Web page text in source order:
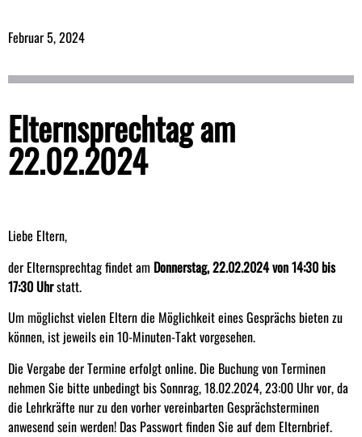
Februar 5, 2024
Elternsprechtag am
22.02.2024
Liebe Eltern,
der Elternsprechtag findet am Donnerstag, 22.02.2024 von 14:30 bis
17:30 Uhrstatt.
Um möglichst vielen Eltern die Möglichkeit eines Gesprächs bieten zu
können, ist jeweils ein 10-Minuten-Takt vorgesehen.
Die Vergabe der Termine erfolgt online. Die Buchung von Terminen
nehmen Sie bitte unbedingt bis Sonnrag, 18.02.2024, 23:00 Uhr vor, da
die Lehrkräfte nur zu den vorher vereinbarten Gesprächsterminen
anwesend sein werden! Das Passwort finden Sie auf dem Elternbrief.